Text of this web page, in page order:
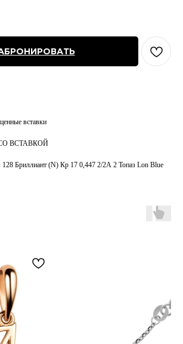
вставки
СО ВСТАВКОЙ
128 Бриллиант (N) Кр 17 0,447 2/2А 2 Топаз Lon Blue